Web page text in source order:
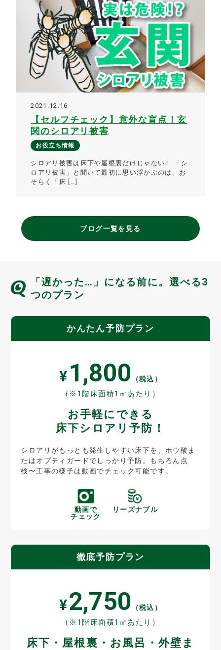
2021.12.16
【セルフチェック】意外な盲点！玄
関のシロアリ被害
お役立ち情報
シロアリ被害は床下や屋根裏だけじゃない！ 「シ
ロアリ被害」と聞いて最初に思い浮かぶのは、お
そらく「床 […]
ブログ一覧を見る
「遅かった…」になる前に。選べる3
つのプラン
かんたん予防プラン
¥ 1,800 （税込）
（※1階床面積1㎡あたり）
お手軽にできる
床下シロアリ予防！
シロアリがもっとも発生しやすい床下を、ホウ酸ま
たはオプティガードでしっかり予防。もちろん点
検〜工事の様子は動画でチェック可能です。
動画で
チェック
リーズナブル
徹底予防プラン
¥2,750 （税込）
（※1階床面積1㎡あたり）
床下・屋根裏・お風呂・外壁ま